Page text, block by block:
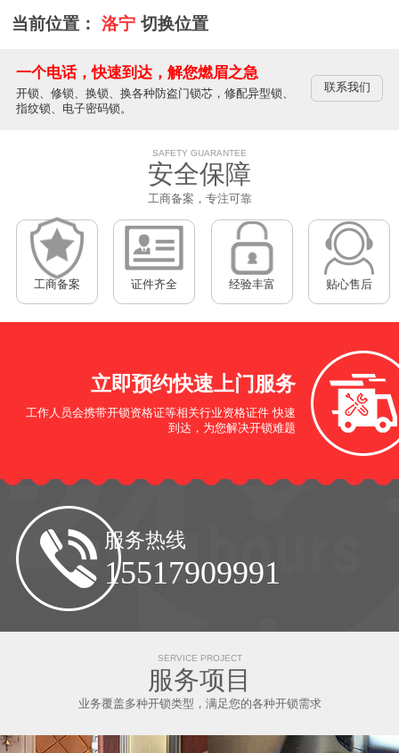
当前位置： 洛宁 切换位置
一个电话，快速到达，解您燃眉之急
开锁、修锁、换锁、换各种防盗门锁芯，修配异型锁、
指纹锁、电子密码锁。
联系我们
SAFETY GUARANTEE
安全保障
工商备案，专注可靠
工商备案 证件齐全 经验丰富 贴心售后
立即预约快速上门服务
工作人员会携带开锁资格证等相关行业资格证件 快速
到达，为您解决开锁难题
服务热线
15517909991
SERVICE PROJECT
服务项目
业务覆盖多种开锁类型，满足您的各种开锁需求